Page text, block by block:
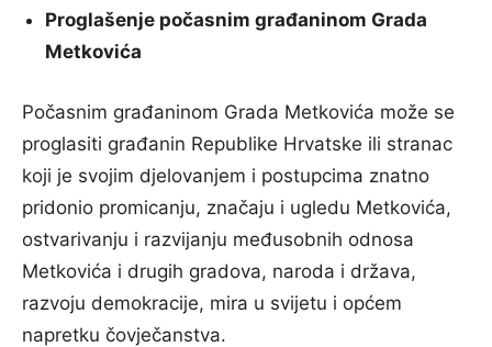
Proglašenje počasnim građaninom Grada
Metkovića
Počasnim građaninom Grada Metkovića može se
proglasiti građanin Republike Hrvatske ili stranac
koji je svojim djelovanjem i postupcima znatno
pridonio promicanju, značaju i ugledu Metkovića,
ostvarivanju i razvijanju međusobnih odnosa
Metkovića i drugih gradova, naroda i država,
razvoju demokracije, mira u svijetu i općem
napretku čovječanstva.